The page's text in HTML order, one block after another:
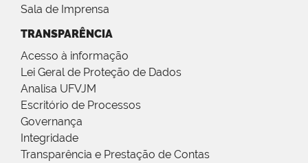
Sala de Imprensa
TRANSPARÊNCIA
Acesso à informação
Lei Geral de Proteção de Dados
Analisa UFVJM
Escritório de Processos
Governança
Integridade
Transparência e Prestação de Contas